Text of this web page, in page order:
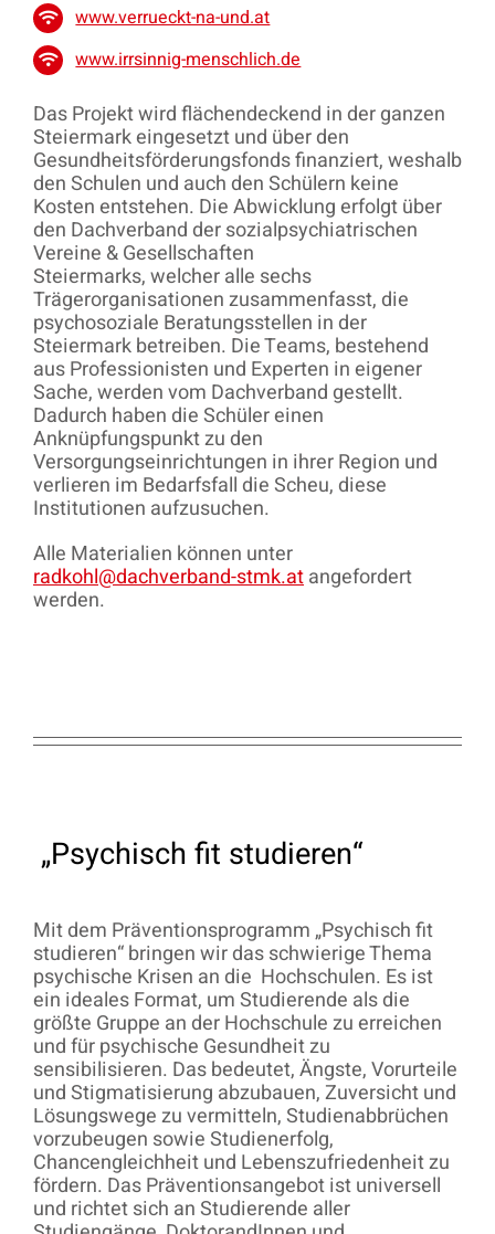
www.verrueckt-na-und.at
www.irrsinnig-menschlich.de
Das Projekt wird flächendeckend in der ganzen
Steiermark eingesetzt und über den
Gesundheitsförderungsfonds finanziert, weshalb
den Schulen und auch den Schülern keine
Kosten entstehen. Die Abwicklung erfolgt über
den Dachverband der sozialpsychiatrischen
Vereine & Gesellschaften
Steiermarks, welcher alle sechs
Trägerorganisationen zusammenfasst, die
psychosoziale Beratungsstellen in der
Steiermark betreiben. Die Teams, bestehend
aus Professionisten und Experten in eigener
Sache, werden vom Dachverband gestellt.
Dadurch haben die Schüler einen
Anknüpfungspunkt zu den
Versorgungseinrichtungen in ihrer Region und
verlieren im Bedarfsfall die Scheu, diese
Institutionen aufzusuchen.
Alle Materialien können unter
radkohl@dachverband-stmk.atangefordert
werden.
„Psychisch fit studieren“
Mit dem Präventionsprogramm „Psychisch fit
studieren“ bringen wir das schwierige Thema
psychische Krisen an die Hochschulen. Es ist
ein ideales Format, um Studierende als die
größte Gruppe an der Hochschule zu erreichen
und für psychische Gesundheit zu
sensibilisieren. Das bedeutet, Ängste, Vorurteile
und Stigmatisierung abzubauen, Zuversicht und
Lösungswege zu vermitteln, Studienabbrüchen
vorzubeugen sowie Studienerfolg,
Chancengleichheit und Lebenszufriedenheit zu
fördern. Das Präventionsangebot ist universell
und richtet sich an Studierende aller